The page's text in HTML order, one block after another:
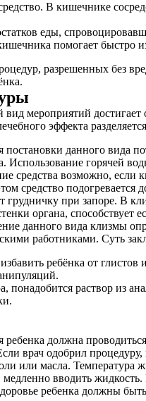
В кишечнике
еды,
помогает быстро
разрешенных без
вид мероприятий
эффекта
данного вида
Использование горячей
средства возможно,
средство
при запоре. В
органа, способствует
данного вида клизмы
работниками. Суть
ребёнка от
понадобится раствор из
должна
врач одобрил
или масла.
медленно вводить
ребенка должны